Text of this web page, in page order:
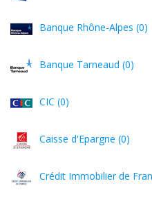
Banque Rhône-Alpes (0)
Banque Tarneaud (0)
CIC (0)
Caisse d'Epargne (0)
Crédit Immobilier de